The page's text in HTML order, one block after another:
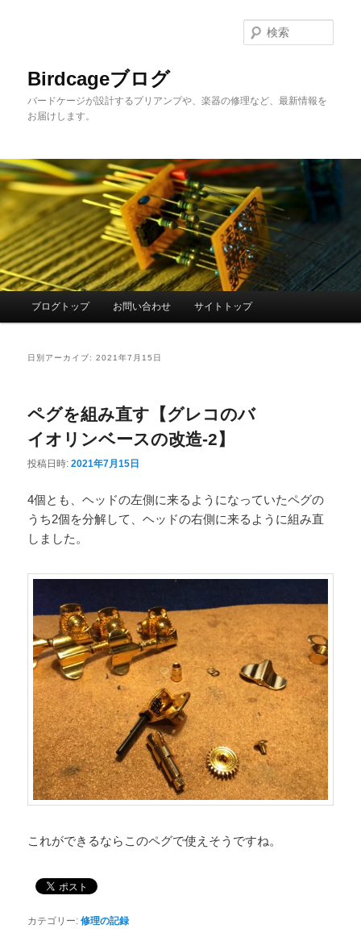
へ
移
動
移
動
Birdcageブログ
バードケージが設計するプリアンプや、楽器の修理など、最新情報を
お届けします。
索
イ
ブログトップ お問い合わせ サイトトップ
日別アーカイブ:2021年7月15日
ペグを組み直す【グレコのバ
イオリンベースの改造-2】
投稿日時:2021年7月15日
4個とも、ヘッドの左側に来るようになっていたペグの
うち2個を分解して、ヘッドの右側に来るように組み直
しました。
これができるならこのペグで使えそうですね。
カテゴリー: 修理の記録